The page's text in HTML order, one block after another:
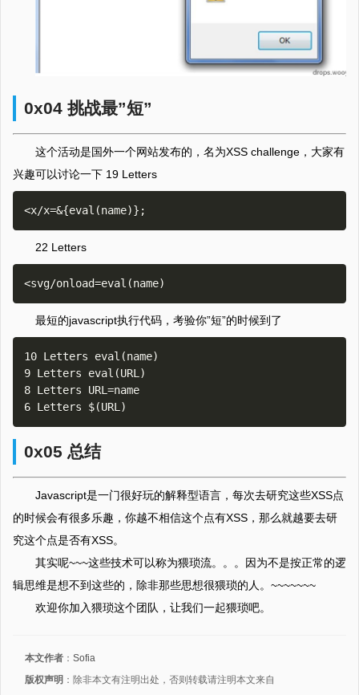
0x04 挑战最”短”
这个活动是国外一个网站发布的，名为XSS challenge，大家有
兴趣可以讨论一下 19 Letters
22 Letters
最短的javascript执行代码，考验你”短”的时候到了
10 Letters eval(name)
9 Letters eval(URL)
8 Letters URL=name
0x05 总结
Javascript是一门很好玩的解释型语言，每次去研究这些XSS点
的时候会有很多乐趣，你越不相信这个点有XSS，那么就越要去研
究这个点是否有XSS。
其实呢~~~这些技术可以称为猥琐流。。。因为不是按正常的逻
辑思维是想不到这些的，除非那些思想很猥琐的人。~~~~~~~
欢迎你加入猥琐这个团队，让我们一起猥琐吧。
本文作者 ： Sofia
版权声明 ：除非本文有注明出处，否则转载请注明本文来自